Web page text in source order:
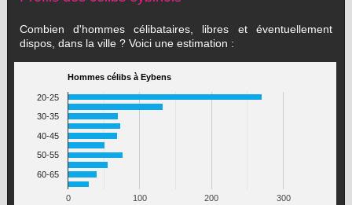
Combien d'hommes célibataires, libres et éventuellement
dispos, dans la ville ? Voici une estimation :
Hommes célibs à Eybens
0 100 200 300
20-25
30-35
40-45
50-55
60-65